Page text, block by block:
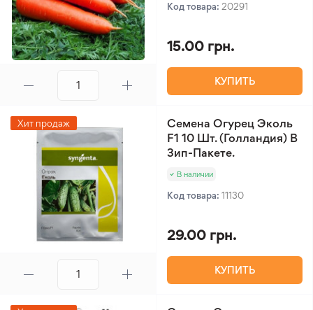
Код товара: 20291
15.00 грн.
КУПИТЬ
Хит продаж
Семена Огурец Эколь
F1 10 Шт. (Голландия) В
Зип-Пакете.
В наличии
Код товара: 11130
29.00 грн.
КУПИТЬ